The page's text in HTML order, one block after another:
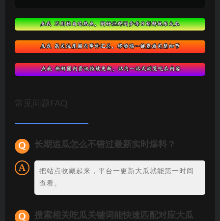
常见问题FAQ
长期追瓜怎么不错过最新实时爆料？
把站点收藏起来，平台一更新大瓜就能第一时间
查看。
搜索相关吃瓜关键词能快速匹配对应大瓜